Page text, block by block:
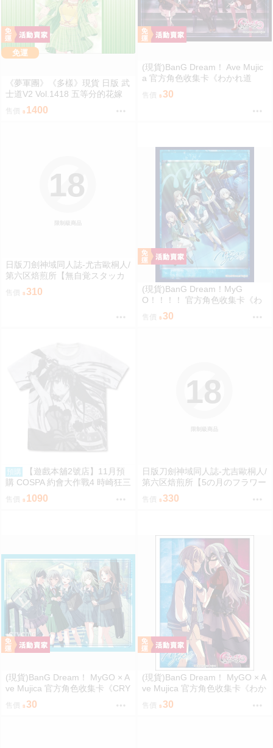
免運
《夢軍團》《多樣》現貨 日版 武
士道V2 Vol.1418 五等分的花嫁
動漫桌墊 卡墊 中野四葉
1400
(現貨)BanG Dream！ Ave Mujic
a 官方角色收集卡《わかれ道
の、その先へ》（單售）
售價 30
限制級商品
18
日版刀劍神域同人誌-尤吉歐桐人/
第六区焙煎所【無自覚スタッカ
ート】
售價 310
(現貨)BanG Dream！MyG
O！！！！ 官方角色收集卡《わ
かれ道の、その先へ》（單售）
售價 30
預購
【遊戲本舖2號店】11月預
購 COSPA 約會大作戰4 時崎狂三
滿版印刷 T恤 0822
1090
限制級商品
18
日版刀劍神域同人誌-尤吉歐桐人/
第六区焙煎所【5の月のフラワー
ムーン】
330
(現貨)BanG Dream！ MyGO × A
ve Mujica 官方角色收集卡《CRY
CHIC》（單售）
售價 30
(現貨)BanG Dream！ MyGO × A
ve Mujica 官方角色收集卡《わか
れ道の、その先へ》（單售）
售價 30